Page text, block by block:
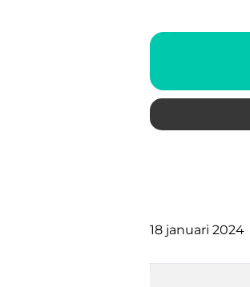
18 januari 2024